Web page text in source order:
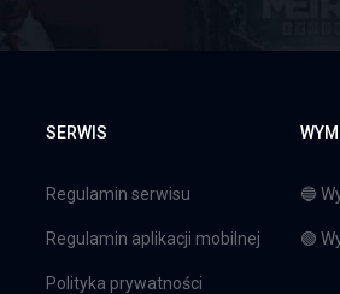
SERWIS
Regulamin serwisu
Regulamin aplikacji mobilnej
Polityka prywatności
🔵
🟢